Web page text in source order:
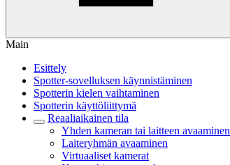
Main
Esittely
Spotter-sovelluksen käynnistäminen
Spotterin kielen vaihtaminen
Spotterin käyttöliittymä
Reaaliaikainen tila
Yhden kameran tai laitteen avaaminen
Laiteryhmän avaaminen
Virtuaaliset kamerat